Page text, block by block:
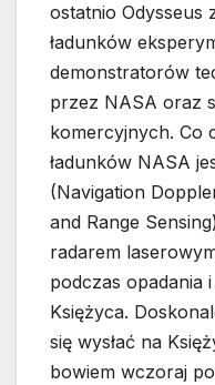
ostatnio Odysseus
ładunków
demonstratorów
przez NASA oraz
komercyjnych. Co
ładunków NASA
(Navigation
and Range
radarem
podczas opadania
Księżyca.
się wysłać na
bowiem wczoraj